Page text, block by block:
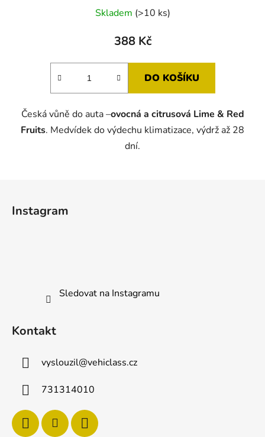
Skladem (>10 ks)
388 Kč
DO KOŠÍKU
Česká vůně do auta –ovocná a citrusová Lime & Red
Fruits. Medvídek do výdechu klimatizace, výdrž až 28
dní.
Instagram
Sledovat na Instagramu
Kontakt
vyslouzil@vehiclass.cz
731314010